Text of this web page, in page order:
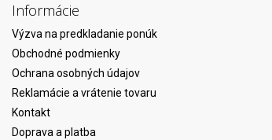
Informácie
Výzva na predkladanie ponúk
Obchodné podmienky
Ochrana osobných údajov
Reklamácie a vrátenie tovaru
Kontakt
Doprava a platba